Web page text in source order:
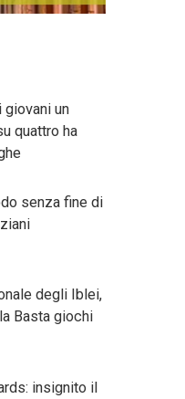
un
quattro ha
senza fine di
degli Iblei,
Basta giochi
insignito il